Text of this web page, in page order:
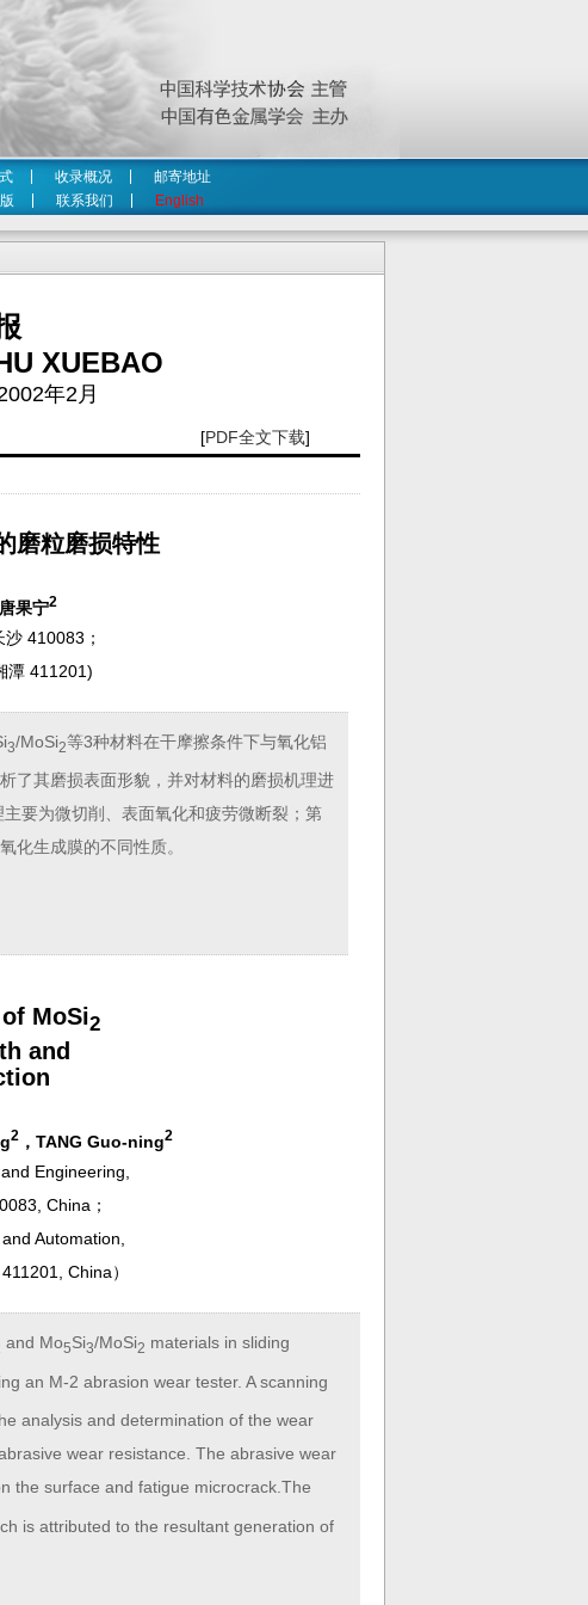
收录概况
邮寄地址
联系我们 English
XUEBAO
年2月
[PDF全文下载]
磨粒磨损特性
果宁2
410083；
潭 411201)
3/MoSi2等3种材料在干摩擦条件下与氧化铝
了其磨损表面形貌，并对材料的磨损机理进
要为微切削、表面氧化和疲劳微断裂；第
化生成膜的不同性质。
MoSi2
and
2 ，TANG Guo-ning2
Engineering,
China；
Automation,
China）
and Mo5Si3/MoSi2 materials in sliding
an M-2 abrasion wear tester. A scanning
analysis and determination of the wear
wear resistance. The abrasive wear
the surface and fatigue microcrack.The
is attributed to the resultant generation of